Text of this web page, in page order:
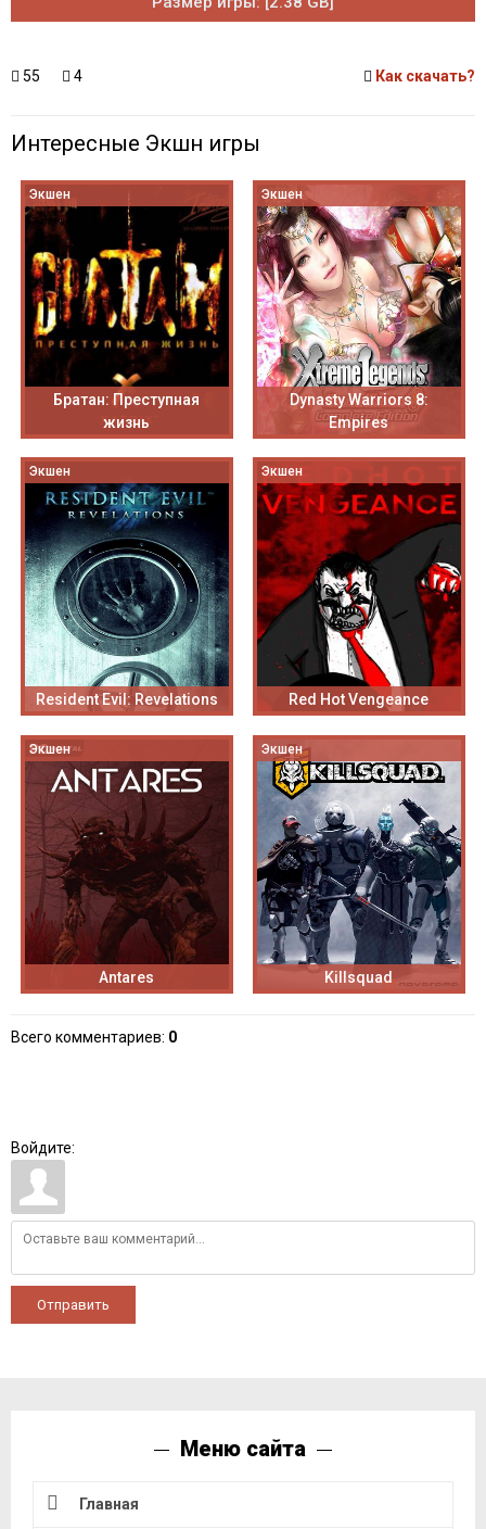
55 4 Как скачать?
Интересные Экшн игры
Экшен
Братан: Преступная
жизнь
Экшен
Dynasty Warriors 8:
Empires
Экшен
Resident Evil: Revelations
Экшен
Red Hot Vengeance
Экшен
Antares
Экшен
Killsquad
Всего комментариев: 0
Войдите:
Отправить
Меню сайта
Главная